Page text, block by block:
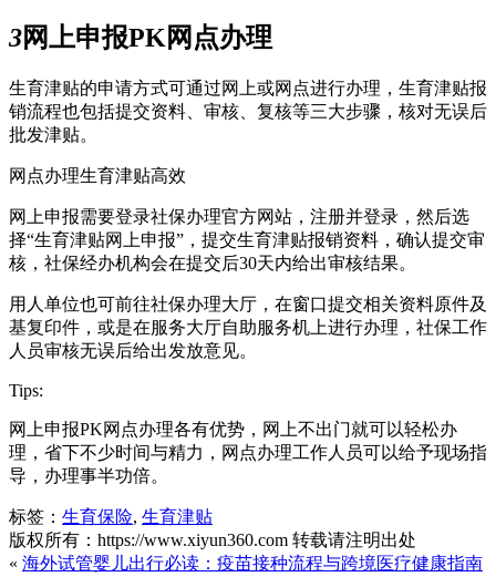
3网上申报PK网点办理
生育津贴的申请方式可通过网上或网点进行办理，生育津贴报
销流程也包括提交资料、审核、复核等三大步骤，核对无误后
批发津贴。
网点办理生育津贴高效
网上申报需要登录社保办理官方网站，注册并登录，然后选
择“生育津贴网上申报”，提交生育津贴报销资料，确认提交审
核，社保经办机构会在提交后30天内给出审核结果。
用人单位也可前往社保办理大厅，在窗口提交相关资料原件及
基复印件，或是在服务大厅自助服务机上进行办理，社保工作
人员审核无误后给出发放意见。
Tips:
网上申报PK网点办理各有优势，网上不出门就可以轻松办
理，省下不少时间与精力，网点办理工作人员可以给予现场指
导，办理事半功倍。
标签： 生育保险, 生育津贴
版权所有：https://www.xiyun360.com 转载请注明出处
« 海外试管婴儿出行必读：疫苗接种流程与跨境医疗健康指南